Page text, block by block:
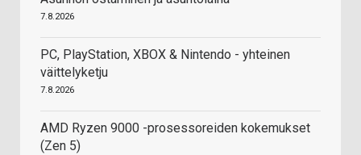
7.8.2026
PC, PlayStation, XBOX & Nintendo - yhteinen
väittelyketju
7.8.2026
AMD Ryzen 9000 -prosessoreiden kokemukset
(Zen 5)